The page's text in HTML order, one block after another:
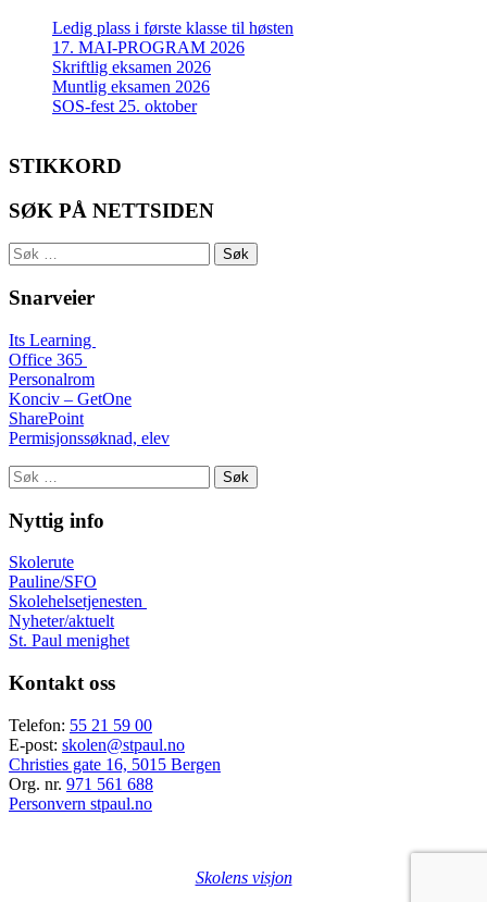
Ledig plass i første klasse til høsten
17. MAI-PROGRAM 2026
Skriftlig eksamen 2026
Muntlig eksamen 2026
SOS-fest 25. oktober
STIKKORD
SØK PÅ NETTSIDEN
Søk
etter:
Snarveier
Its Learning
Office 365
Personalrom
Konciv – GetOne
SharePoint
Permisjonssøknad, elev
Søk
etter:
Nyttig info
Skolerute
Pauline/SFO
Skolehelsetjenesten
Nyheter/aktuelt
St. Paul menighet
Kontakt oss
Telefon: 55 21 59 00
E-post: skolen@stpaul.no
Christies gate 16, 5015 Bergen
Org. nr. 971 561 688
Personvern stpaul.no
Skolens visjon